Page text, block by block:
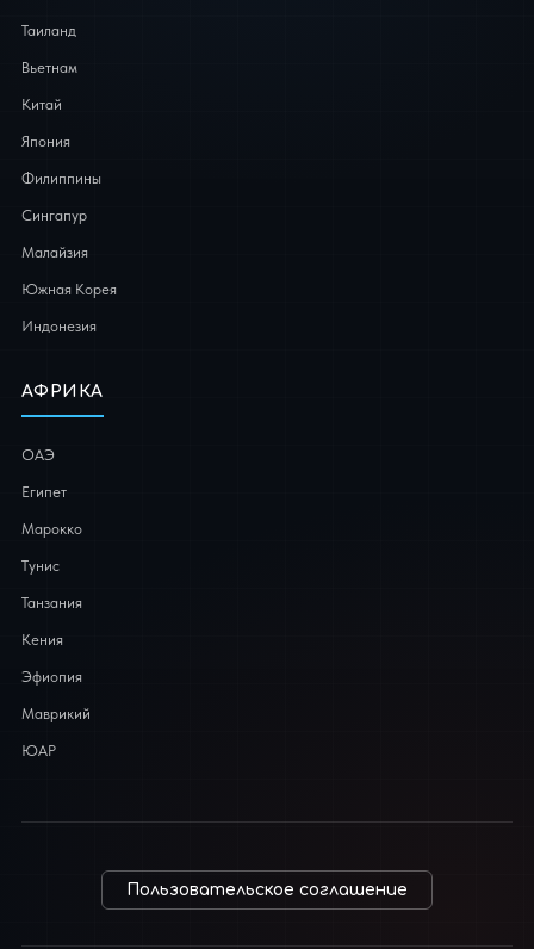
Таиланд
Вьетнам
Китай
Япония
Филиппины
Сингапур
Малайзия
Южная Корея
Индонезия
АФРИКА
ОАЭ
Египет
Марокко
Тунис
Танзания
Кения
Эфиопия
Маврикий
ЮАР
Пользовательское соглашение